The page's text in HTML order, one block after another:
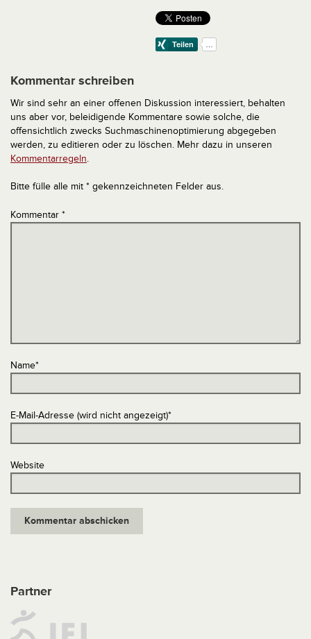
Kommentar schreiben
Wir sind sehr an einer offenen Diskussion interessiert, behalten
uns aber vor, beleidigende Kommentare sowie solche, die
offensichtlich zwecks Suchmaschinenoptimierung abgegeben
werden, zu editieren oder zu löschen. Mehr dazu in unseren
Kommentarregeln.
Bitte fülle alle mit * gekennzeichneten Felder aus.
Kommentar *
Name*
E-Mail-Adresse (wird nicht angezeigt)*
Website
Partner